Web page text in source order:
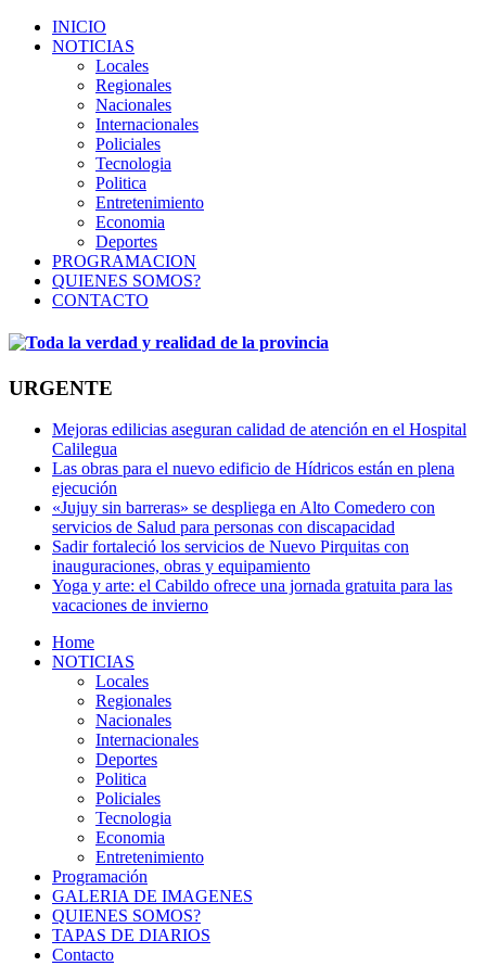
INICIO
NOTICIAS
Locales
Regionales
Nacionales
Internacionales
Policiales
Tecnologia
Politica
Entretenimiento
Economia
Deportes
PROGRAMACION
QUIENES SOMOS?
CONTACTO
URGENTE
Mejoras edilicias aseguran calidad de atención en el Hospital
Calilegua
Las obras para el nuevo edificio de Hídricos están en plena
ejecución
«Jujuy sin barreras» se despliega en Alto Comedero con
servicios de Salud para personas con discapacidad
Sadir fortaleció los servicios de Nuevo Pirquitas con
inauguraciones, obras y equipamiento
Yoga y arte: el Cabildo ofrece una jornada gratuita para las
vacaciones de invierno
Home
NOTICIAS
Locales
Regionales
Nacionales
Internacionales
Deportes
Politica
Policiales
Tecnologia
Economia
Entretenimiento
Programación
GALERIA DE IMAGENES
QUIENES SOMOS?
TAPAS DE DIARIOS
Contacto